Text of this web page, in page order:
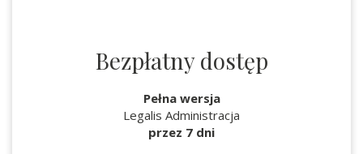
Bezpłatny dostęp
Pełna wersja
Legalis Administracja
przez 7 dni